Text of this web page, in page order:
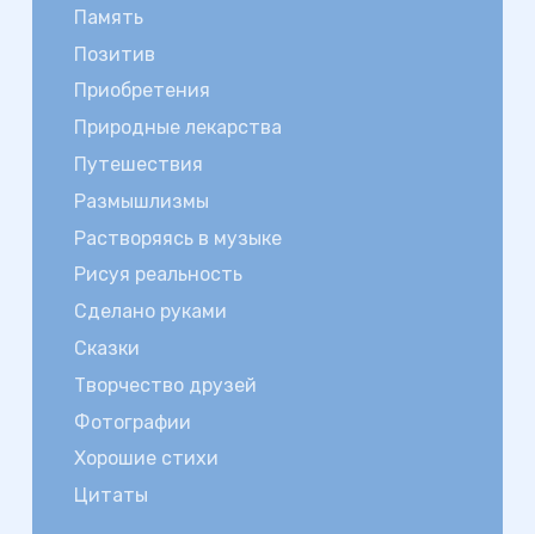
Память
Позитив
Приобретения
Природные лекарства
Путешествия
Размышлизмы
Растворяясь в музыке
Рисуя реальность
Сделано руками
Сказки
Творчество друзей
Фотографии
Хорошие стихи
Цитаты